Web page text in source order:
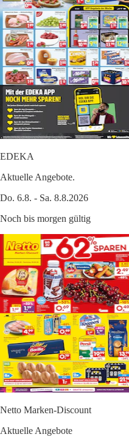
EDEKA
Aktuelle Angebote.
Do. 6.8. - Sa. 8.8.2026
Noch bis morgen gültig
Netto Marken-Discount
Aktuelle Angebote